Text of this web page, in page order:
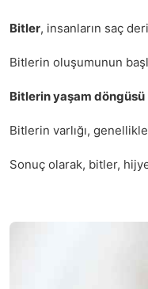
Bitler, insanların saç
Bitlerin oluşumunun
Bitlerin yaşam döngüsü
Bitlerin varlığı, genellikle
Sonuç olarak, bitler,